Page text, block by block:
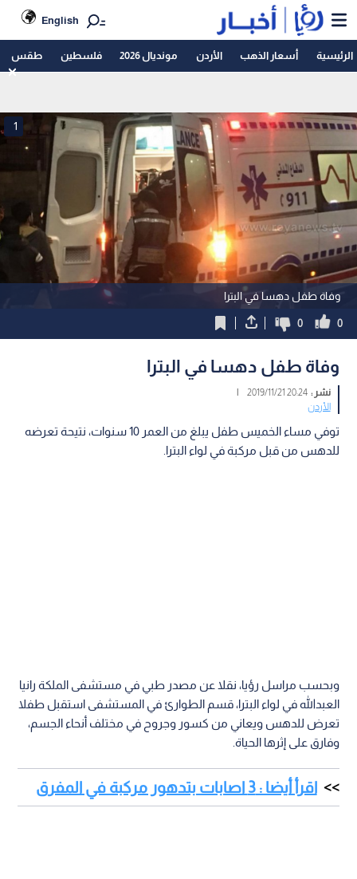
English
الرئيسية أسعار الذهب الأردن مونديال 2026 فلسطين طقس
وفاة طفل دهسا في البترا
1
0
0
وفاة طفل دهسا في البترا
نشر :20:24 2019/11/21
|
الأردن
توفي مساء الخميس طفل يبلغ من العمر 10 سنوات، نتيحة تعرضه
للدهس من قبل مركبة في لواء البترا.
وبحسب مراسل رؤيا، نقلا عن مصدر طبي في مستشفى الملكة رانيا
العبدالله في لواء البترا، قسم الطوارئ في المستشفى استقبل طفلا
تعرض للدهس ويعاني من كسور وجروح في مختلف أنحاء الجسم،
وفارق على إثرها الحياة.
اقرأ أيضا : 3 اصابات بتدهور مركبة في المفرق